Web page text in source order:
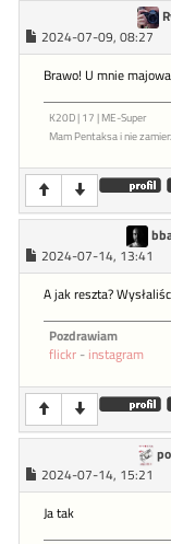
2024-07-09, 08:27
Brawo! U mnie
K20D | 17 | ME-Super
Mam Pentaksa i nie
2024-07-14, 13:41
A jak reszta?
Pozdrawiam
flickr - instagram
2024-07-14, 15:21
Ja tak